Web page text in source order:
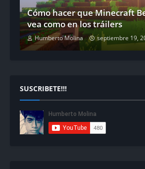
Cómo hacer que Minecraft
vea como en los tráilers
Humberto Molina septiembre 19,
SUSCRIBETE!!!